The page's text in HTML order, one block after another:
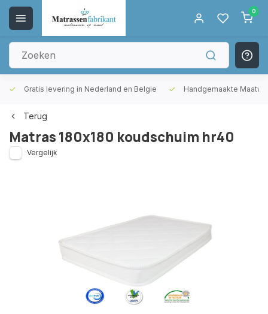
0
Gratis levering in Nederland en Belgie Handgemaakte
Terug
Matras 180x180 koudschuim hr40
Vergelijk